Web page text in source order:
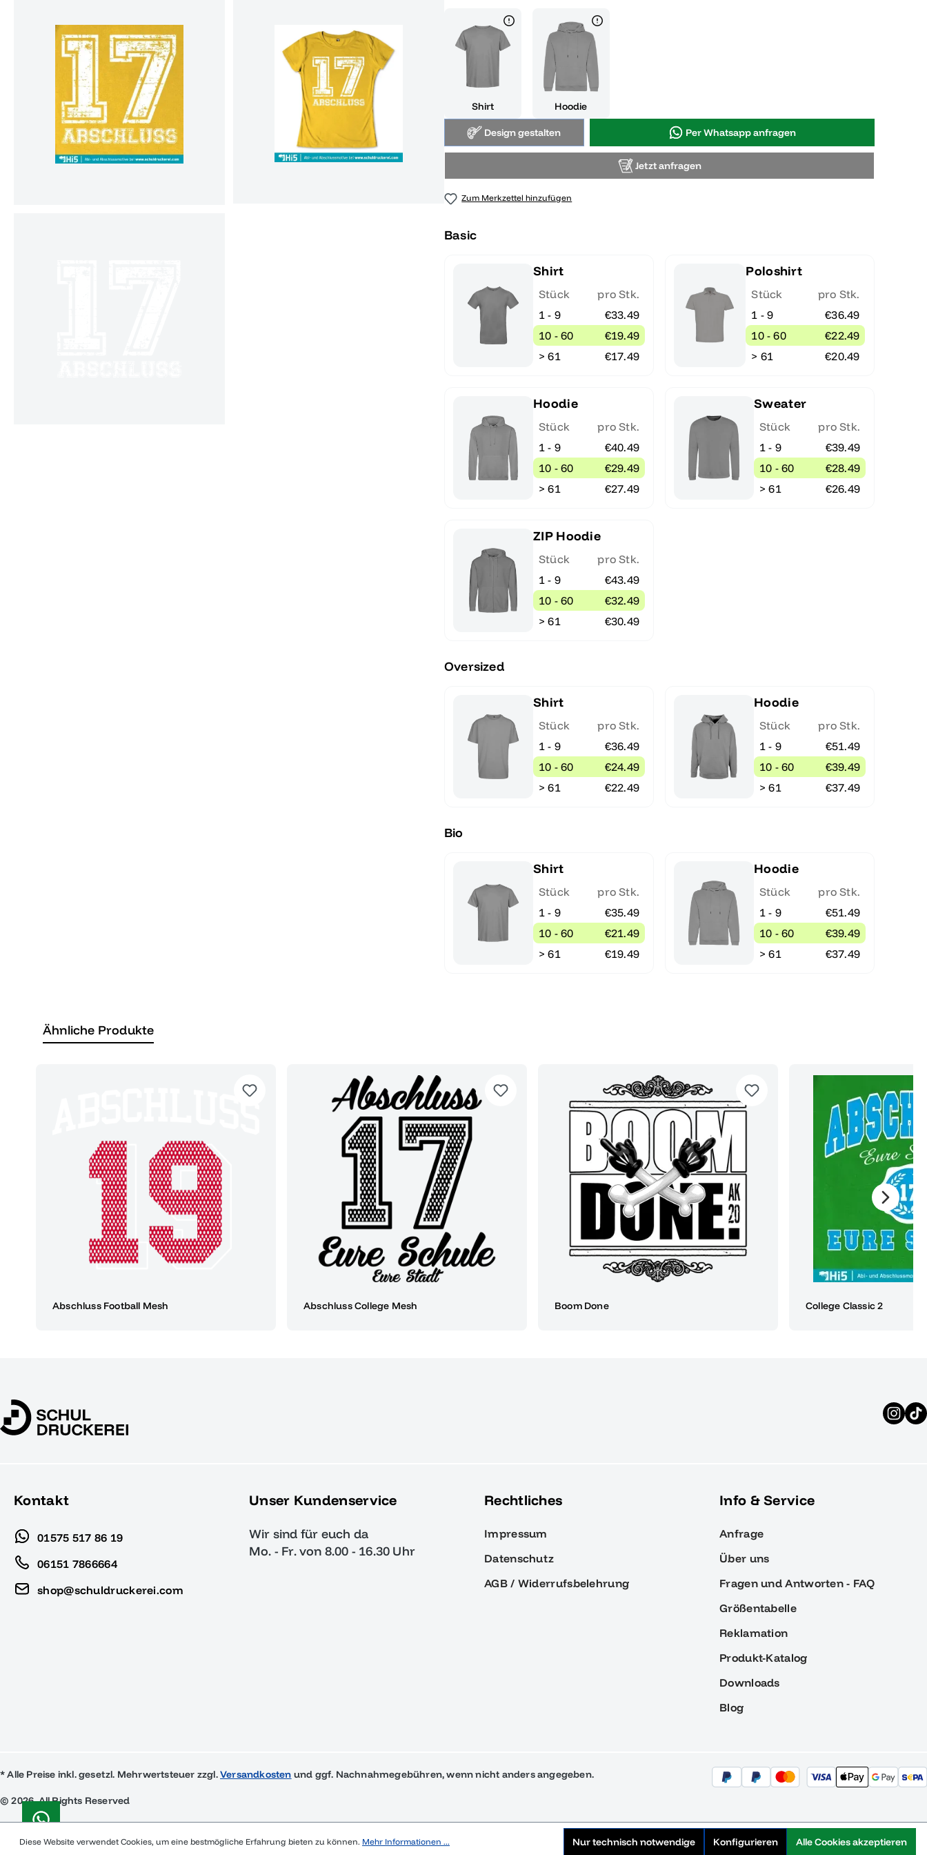
Shirt Hoodie
Design gestalten Per Whatsapp anfragen
Jetzt anfragen
Zum Merkzettel hinzufügen
Basic
Shirt
Stück
pro Stk.
1 - 9
€33.49
10 - 60
€19.49
> 61
€17.49
Poloshirt
Stück
pro Stk.
1 - 9
€36.49
10 - 60
€22.49
> 61
€20.49
Hoodie
Stück
pro Stk.
1 - 9
€40.49
10 - 60
€29.49
> 61
€27.49
Sweater
Stück
pro Stk.
1 - 9
€39.49
10 - 60
€28.49
> 61
€26.49
ZIP Hoodie
Stück
pro Stk.
1 - 9
€43.49
10 - 60
€32.49
> 61
€30.49
Oversized
Shirt
Stück
pro Stk.
1 - 9
€36.49
10 - 60
€24.49
> 61
€22.49
Hoodie
Stück
pro Stk.
1 - 9
€51.49
10 - 60
€39.49
> 61
€37.49
Bio
Shirt
Stück
pro Stk.
1 - 9
€35.49
10 - 60
€21.49
> 61
€19.49
Hoodie
Stück
pro Stk.
1 - 9
€51.49
10 - 60
€39.49
> 61
€37.49
Ähnliche Produkte
Abschluss Football Mesh Abschluss College Mesh Boom Done College Classic 2
Kontakt
01575 517 86 19
06151 7866664
shop@schuldruckerei.com
Unser Kundenservice
Wir sind für euch da
Mo. - Fr. von 8.00 - 16.30 Uhr
Rechtliches
Impressum
Datenschutz
AGB / Widerrufsbelehrung
Info & Service
Anfrage
Über uns
Fragen und Antworten - FAQ
Größentabelle
Reklamation
Produkt-Katalog
Downloads
Blog
* Alle Preise inkl. gesetzl. Mehrwertsteuer zzgl.Versandkosten und ggf. Nachnahmegebühren, wenn nicht anders angegeben.
© 2026, All Rights Reserved
Diese Website verwendet Cookies, um eine bestmögliche Erfahrung bieten zu können. Mehr Informationen ... Nur technisch notwendige Konfigurieren Alle Cookies akzeptieren